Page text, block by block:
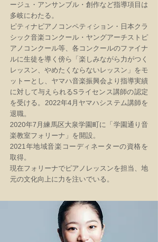
ージュ・アンサンブル・創作など指導項目は
多岐にわたる。
ピティナピアノコンペティション・日本クラ
シック音楽コンクール・ヤングアーチストピ
アノコンクール等、各コンクールのファイナ
ルに生徒を導く傍ら「楽しみながら力がつく
レッスン、やめたくならないレッスン」をモ
ットーとし、ヤマハ音楽振興会より指導実績
に対して与えられるSライセンス講師の認定
を受ける。2022年4月ヤマハシステム講師を
退職。
2020年7月練馬区大泉学園町に「学園通り音
楽教室フォリーナ」を開設。
2021年地域音楽コーディネーターの資格を
取得。
現在フォリーナでピアノレッスンを担当、地
元の文化向上に力を注いでいる。